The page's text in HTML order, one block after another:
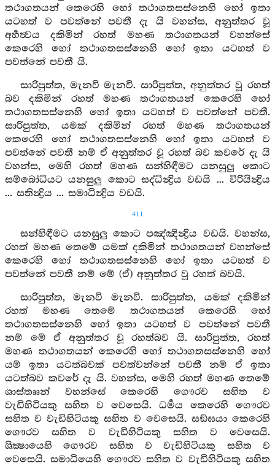
තථාගතයන් කෙරෙහි හෝ තථාගතසස්නෙහි හෝ ඉතා
යටහත් ව පවත්නේ පවතී දැ යි වහන්ස, අනුත්තර වූ
අර්‍හත්‍වය දකිමින් රහත් මහණ තථාගතයන් වහන්සේ
කෙරෙහි හෝ තථාගතසස්නෙහි හෝ ඉතා යටහත් ව
පවත්නේ පවතී යි.
සාරිපුත්ත, මැනවි මැනවි. සාරිපුත්ත, අනුත්තර වූ රහත්
බව දකිමින් රහත් මහණ තථාගතයන් කෙරෙහි හෝ
තථාගතසස්නෙහි හෝ ඉතා යටහත් ව පවත්නේ පවතී.
සාරිපුත්ත, යමක් දකිමින් රහත් මහණ තථාගතයන්
කෙරෙහි හෝ තථාගතසස්නෙහි හෝ ඉතා යටහත් ව
පවත්නේ පවතී නම් ඒ අනුත්තර වූ රහත් බව කවරේ දැ යි
වහන්ස, මෙහි රහත් මහණ සන්හිඳීමට යනසුලු කොට
සම්බෝධියට යනසුලු කොට සද්ධින්‍ද්‍රිය වඩයි ... විරියින්‍ද්‍රිය
... සතින්‍ද්‍රිය ... සමාධින්‍ද්‍රිය වඩයි.
411
සන්හිඳීමට යනසුලු කොට පඤ්ඤින්‍ද්‍රිය වඩයි. වහන්ස,
රහත් මහණ තෙමේ යමක් දකිමින් තථාගතයන් වහන්සේ
කෙරෙහි හෝ තථාගතසස්නෙහි හෝ ඉතා යටහත් ව
පවත්නේ පවතී නම් මේ (ඒ) අනුත්තර වූ රහත් බවයි.
සාරිපුත්ත, මැනවි මැනවි. සාරිපුත්ත, යමක් දකිමින්
රහත් මහණ තෙමේ තථාගතයන් කෙරෙහි හෝ
තථාගතසස්නෙහි හෝ ඉතා යටහත් ව පවත්නේ පවතී
නම් මේ ඒ අනුත්තර වූ රහත්බව යි. සාරිපුත්ත, රහත්
මහණ තථාගතයන් කෙරෙහි හෝ තථාගතසස්නෙහි හෝ
යම් ඉතා යටත්බවක් පවත්වන්නේ පවතී නම් ඒ ඉතා
යටත්බව කවරේ දැ යි. වහන්ස, මෙහි රහත් මහණ තෙමේ
ශාස්තෲන් වහන්සේ කෙරෙහි ගෞරව සහිත ව
වැඩිහිටියකු සහිත ව වෙසෙයි. ධර්‍මය කෙරෙහි ගෞරව
සහිත ව වැඩිහිටියකු සහිත ව වෙසෙයි. සඞ්ඝයා කෙරෙහි
ගෞරව සහිත ව වැඩිහිටියකු සහිත ව වෙසෙයි.
ශික්‍ෂායෙහි ගෞරව සහිත ව වැඩිහිටියකු සහිත ව
වෙසෙයි. සමාධියෙහි ගෞරව සහිත ව වැඩිහිටියකු සහිත